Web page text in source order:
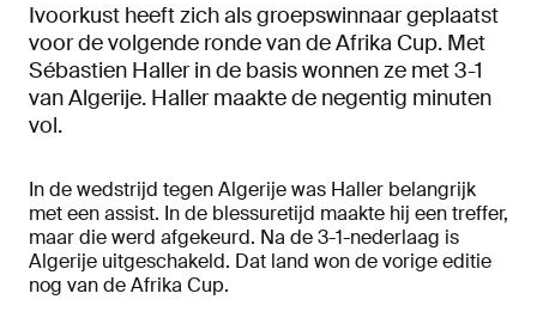
Ivoorkust heeft zich als groepswinnaar geplaatst
voor de volgende ronde van de Afrika Cup. Met
Sébastien Haller in de basis wonnen ze met 3-1
van Algerije. Haller maakte de negentig minuten
vol.
In de wedstrijd tegen Algerije was Haller belangrijk
met een assist. In de blessuretijd maakte hij een treffer,
maar die werd afgekeurd. Na de 3-1-nederlaag is
Algerije uitgeschakeld. Dat land won de vorige editie
nog van de Afrika Cup.